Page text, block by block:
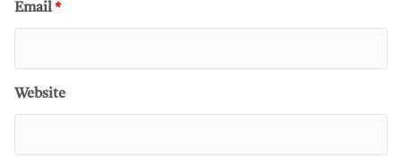
Email*
Website